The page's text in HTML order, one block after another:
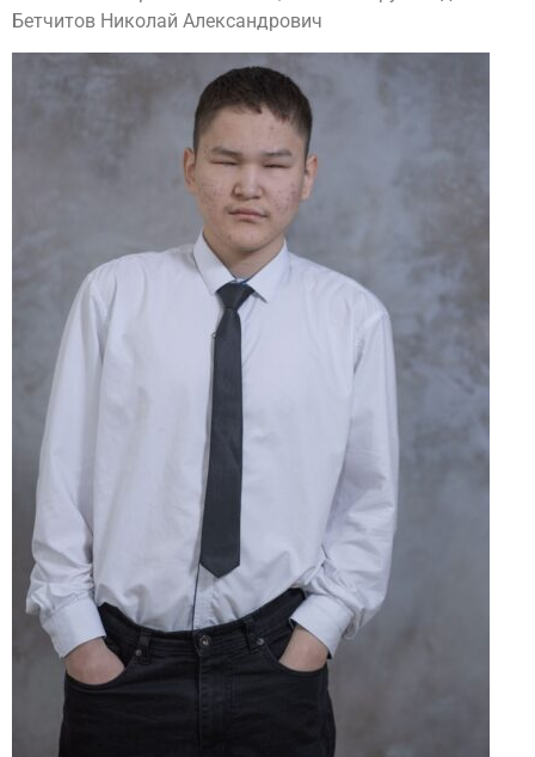
Бетчитов Николай Александрович